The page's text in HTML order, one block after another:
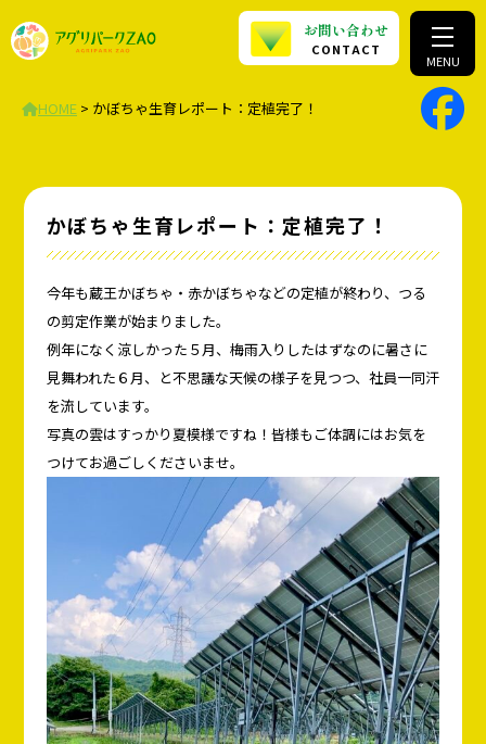
お問い合わせ
CONTACT
MENU
HOME > かぼちゃ生育レポート：定植完了！
かぼちゃ生育レポート：定植完了！
今年も蔵王かぼちゃ・赤かぼちゃなどの定植が終わり、つる
の剪定作業が始まりました。
例年になく涼しかった５月、梅雨入りしたはずなのに暑さに
見舞われた６月、と不思議な天候の様子を見つつ、社員一同汗
を流しています。
写真の雲はすっかり夏模様ですね！皆様もご体調にはお気を
つけてお過ごしくださいませ。